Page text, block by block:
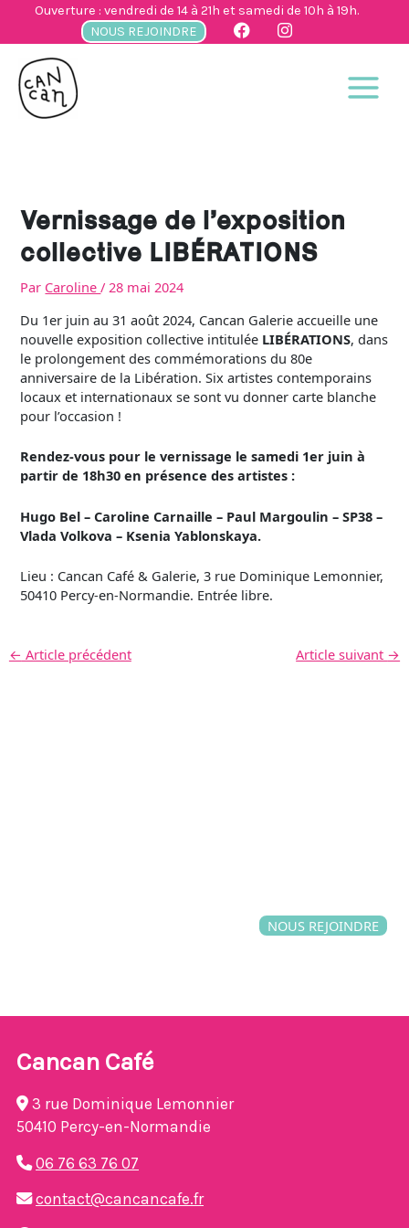
Ouverture : vendredi de 14 à 21h et samedi de 10h à 19h.
NOUS REJOINDRE
contenu
Vernissage de l’exposition
collective LIBÉRATIONS
Par Caroline/28 mai 2024
Du 1er juin au 31 août 2024, Cancan Galerie accueille une
nouvelle exposition collective intitulée LIBÉRATIONS, dans
le prolongement des commémorations du 80e
anniversaire de la Libération. Six artistes contemporains
locaux et internationaux se sont vu donner carte blanche
pour l’occasion !
Rendez-vous pour le vernissage le samedi 1er juin à
partir de 18h30 en présence des artistes :
Hugo Bel – Caroline Carnaille – Paul Margoulin – SP38 –
Vlada Volkova – Ksenia Yablonskaya.
Lieu : Cancan Café & Galerie, 3 rue Dominique Lemonnier,
50410 Percy-en-Normandie. Entrée libre.
← Article précédent Article suivant →
NOUS REJOINDRE
Cancan Café
3 rue Dominique Lemonnier
50410 Percy-en-Normandie
06 76 63 76 07
contact@cancancafe.fr